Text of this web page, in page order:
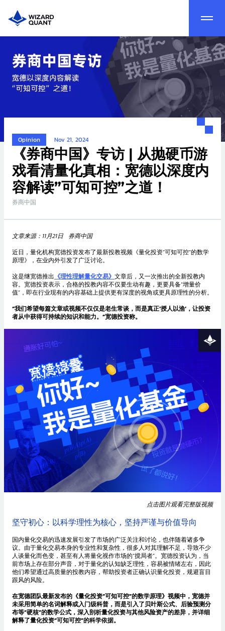
Opinion Nov 21, 2024
《券商中国》专访 | 从抛硬币游
戏看清量化真相：宽德以深度内
容解读”可知可控”之道！
券商中国
文章来源：11月21日 券商中国
近日，量化机构宽德投资发布了最新投教视频《量化投资“可知可控”的数学
原理》，在业内外引发了广泛讨论。
这是继宽德推出 《理性理解量化交易》 文章后，又一次推出的全新投教内
容。宽德投资表示，合格的投教内容不仅要生动有趣，更要具备“增量价
值”，即在行业现有的内容基础上提供更有深度的视角或更具原理性的分析。
“我们希望每篇文章或视频不仅仅是老生常谈，而是真正‘授人以渔’，让投资
者从中获得可持续的知识和能力。”宽德投资称。
点击图片观看完整版视频
坚守初心：以科学理性为核心，坚持严谨与价值导向
国内量化交易的迅速发展引发了市场的广泛关注和讨论，也伴随着诸多争
议。由于量化交易本身的专业性和复杂性，很多人对其理解不足，导致不少
人谈量化而色变，甚至有人将量化视作市场的“搅局者”。宽德投资认为，当
前市场上存在部分声音，对于量化的认知缺乏理性，容易被情绪左右，因此
他们希望通过高质量的投教内容，帮助投资者正确认识量化投资，规避盲目
跟风的风险。
在宽德团队最新发布的《量化投资“可知可控”的数学原理》视频中，宽德并
未采用简单的名词解释或入门级科普，而是引入了贝叶斯公式、后验预测分
布等“硬核”的数学公式，深入剖析量化投资与其他风险资产的差异，并详细
解释了量化投资“可知可控”的科学依据。